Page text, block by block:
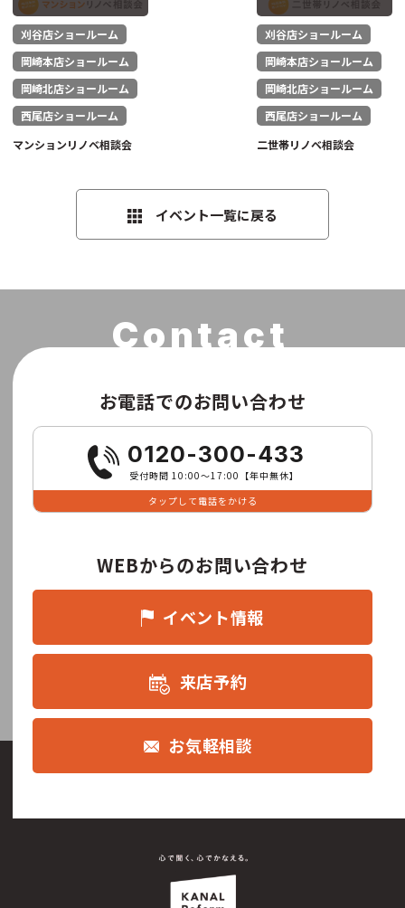
刈谷店ショールーム
岡崎本店ショールーム
岡崎北店ショールーム
西尾店ショールーム
マンションリノベ相談会
刈谷店ショールーム
岡崎本店ショールーム
岡崎北店ショールーム
西尾店ショールーム
二世帯リノベ相談会
イベント一覧に戻る
お電話でのお問い合わせ
0120-300-433
受付時間 10:00〜17:00【年中無休】
タップして電話をかける
WEBからのお問い合わせ
イベント情報
来店予約
お気軽相談